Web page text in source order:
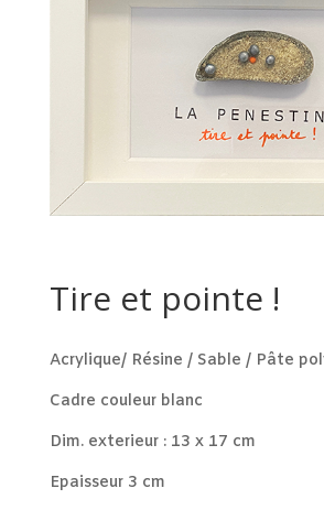
Tire et pointe !
Acrylique/ Résine / Sable / Pâte
Cadre couleur blanc
Dim. exterieur : 13 x 17 cm
Epaisseur 3 cm